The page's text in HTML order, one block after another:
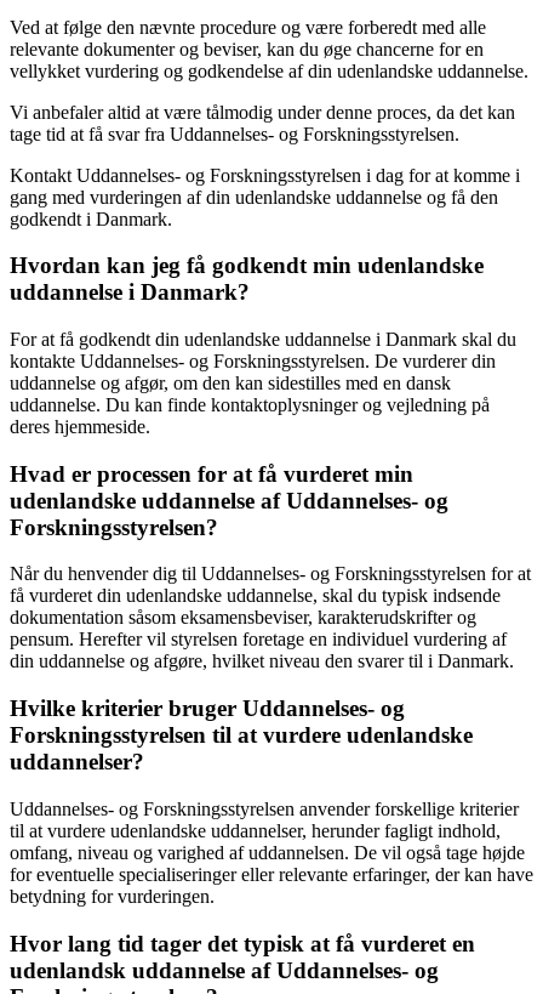
Ved at følge den nævnte procedure og være forberedt med alle
relevante dokumenter og beviser, kan du øge chancerne for en
vellykket vurdering og godkendelse af din udenlandske uddannelse.
Vi anbefaler altid at være tålmodig under denne proces, da det kan
tage tid at få svar fra Uddannelses- og Forskningsstyrelsen.
Kontakt Uddannelses- og Forskningsstyrelsen i dag for at komme i
gang med vurderingen af din udenlandske uddannelse og få den
godkendt i Danmark.
Hvordan kan jeg få godkendt min udenlandske
uddannelse i Danmark?
For at få godkendt din udenlandske uddannelse i Danmark skal du
kontakte Uddannelses- og Forskningsstyrelsen. De vurderer din
uddannelse og afgør, om den kan sidestilles med en dansk
uddannelse. Du kan finde kontaktoplysninger og vejledning på
deres hjemmeside.
Hvad er processen for at få vurderet min
udenlandske uddannelse af Uddannelses- og
Forskningsstyrelsen?
Når du henvender dig til Uddannelses- og Forskningsstyrelsen for at
få vurderet din udenlandske uddannelse, skal du typisk indsende
dokumentation såsom eksamensbeviser, karakterudskrifter og
pensum. Herefter vil styrelsen foretage en individuel vurdering af
din uddannelse og afgøre, hvilket niveau den svarer til i Danmark.
Hvilke kriterier bruger Uddannelses- og
Forskningsstyrelsen til at vurdere udenlandske
uddannelser?
Uddannelses- og Forskningsstyrelsen anvender forskellige kriterier
til at vurdere udenlandske uddannelser, herunder fagligt indhold,
omfang, niveau og varighed af uddannelsen. De vil også tage højde
for eventuelle specialiseringer eller relevante erfaringer, der kan have
betydning for vurderingen.
Hvor lang tid tager det typisk at få vurderet en
udenlandsk uddannelse af Uddannelses- og